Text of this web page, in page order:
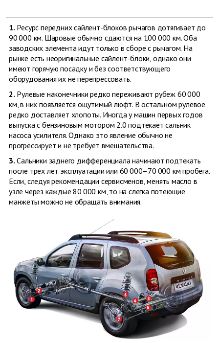
1. Ресурс передних сайлент-блоков рычагов дотягивает до
90 000 км. Шаровые обычно сдаются на 100 000 км. Оба
заводских элемента идут только в сборе с рычагом. На
рынке есть неоригинальные сайлент-блоки, однако они
имеют горячую посадку и без соответствующего
оборудования их не перепрессовать.
2. Рулевые наконечники редко переживают рубеж 60 000
км, в них появляется ощутимый люфт. В остальном рулевое
редко доставляет хлопоты. Иногда у машин первых годов
выпуска с бензиновым мотором 2.0 подтекает сальник
насоса усилителя. Однако это явление обычно не
прогрессирует и не требует вмешательства.
3. Сальники заднего дифференциала начинают подтекать
после трех лет эксплуатации или 60 000–70 000 км пробега.
Если, следуя рекомендации сервисменов, менять масло в
узле через каждые 80 000 км, то на слегка поте­ющие
манжеты можно не обращать внимания.